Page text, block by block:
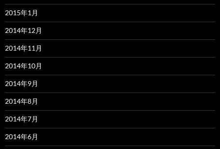
2015年1月
2014年12月
2014年11月
2014年10月
2014年9月
2014年8月
2014年7月
2014年6月